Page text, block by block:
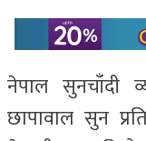
नेपाल सुनचाँदी
छापावाल सुन